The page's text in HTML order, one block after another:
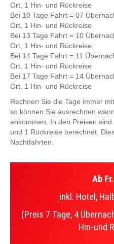
Ort, 1 Hin- und Rückreise
Bei 10 Tage Fahrt = 07
Ort, 1 Hin- und Rückreise
Bei 13 Tage Fahrt = 10
Ort, 1 Hin- und Rückreise
Bei 14 Tage Fahrt = 11
Ort, 1 Hin- und Rückreise
Bei 17 Tage Fahrt = 14
Ort, 1 Hin- und Rückreise
Rechnen Sie die Tage immer
so können Sie ausrechnen
ankommen. In den Preisen
und 1 Rückreise berechnet.
Nachtfahrten.
Ab
inkl. Hotel,
(Preis 7 Tage, 4
Hin-und